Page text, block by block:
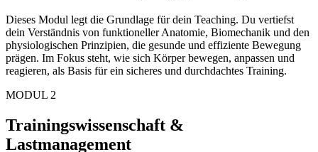
Dieses Modul legt die Grundlage für dein Teaching. Du vertiefst
dein Verständnis von funktioneller Anatomie, Biomechanik und den
physiologischen Prinzipien, die gesunde und effiziente Bewegung
prägen. Im Fokus steht, wie sich Körper bewegen, anpassen und
reagieren, als Basis für ein sicheres und durchdachtes Training.
MODUL 2
Trainingswissenschaft &
Lastmanagement